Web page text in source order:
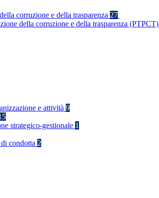
corruzione e della trasparenza 27
della corruzione e della trasparenza (PTPCT)
e attività 9
strategico-gestionale 1
condotta 2